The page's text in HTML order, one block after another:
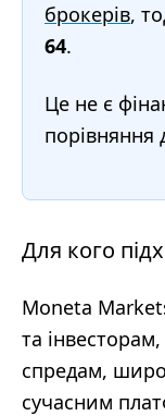
брокерів,
64.
Це не є
порівняння
Для кого
Moneta
та
спредам,
сучасним